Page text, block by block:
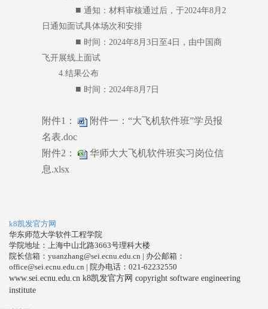
■ 通知：材料审核通过后，于2024年8月2
日通知面试具体场次和安排
■ 时间：2024年8月3日至4日，由中国商
飞开展线上面试
4.结果公布
■ 时间：2024年8月7日
附件1：
附件一：“大飞机软件班”学员报
名表.doc
附件2：
华师大大飞机软件班实习岗位信
息.xlsx
k8凯发官方网
华东师范大学软件工程学院
学院地址：上海中山北路3663号理科大楼
院长信箱： yuanzhang@sei.ecnu.edu.cn | 办公邮箱：
office@sei.ecnu.edu.cn | 院办电话：021-62232550
www.sei.ecnu.edu.cn k8凯发官方网 copyright software engineering
institute